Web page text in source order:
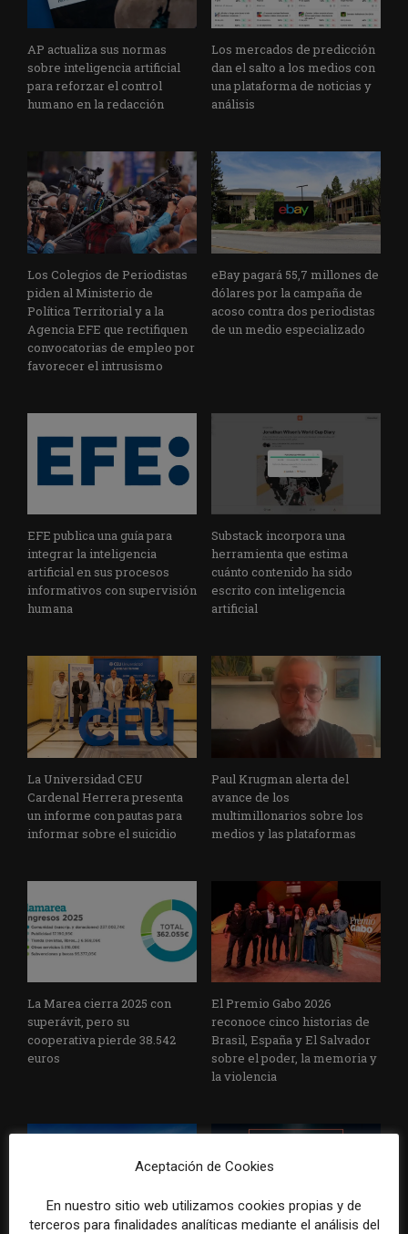
AP actualiza sus normas
sobre inteligencia artificial
para reforzar el control
humano en la redacción
Los mercados de predicción
dan el salto a los medios con
una plataforma de noticias y
análisis
Los Colegios de Periodistas
piden al Ministerio de
Política Territorial y a la
Agencia EFE que rectifiquen
convocatorias de empleo por
favorecer el intrusismo
eBay pagará 55,7 millones de
dólares por la campaña de
acoso contra dos periodistas
de un medio especializado
EFE publica una guía para
integrar la inteligencia
artificial en sus procesos
informativos con supervisión
humana
Substack incorpora una
herramienta que estima
cuánto contenido ha sido
escrito con inteligencia
artificial
La Universidad CEU
Cardenal Herrera presenta
un informe con pautas para
informar sobre el suicidio
Paul Krugman alerta del
avance de los
multimillonarios sobre los
medios y las plataformas
La Marea cierra 2025 con
superávit, pero su
cooperativa pierde 38.542
euros
El Premio Gabo 2026
reconoce cinco historias de
Brasil, España y El Salvador
sobre el poder, la memoria y
la violencia
Aceptación de Cookies
En nuestro sitio web utilizamos cookies propias y de
terceros para finalidades analíticas mediante el análisis del